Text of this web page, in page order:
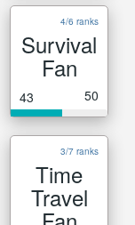
4/6 ranks
Survival
Fan
43 50
3/7 ranks
Time
Travel